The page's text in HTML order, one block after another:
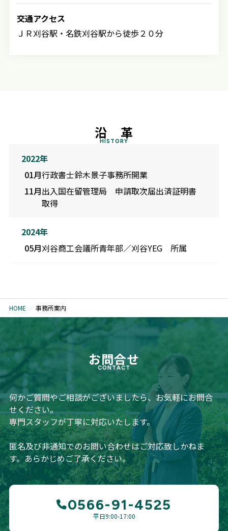
交通アクセス
ＪＲ刈谷駅・名鉄刈谷駅から徒歩２０分
沿 革
HISTORY
2022年
01月行政書士鈴木景子事務所開業
11月出入国在留管理局 申請取次届出済証明書
取得
2024年
05月刈谷商工会議所青年部／刈谷YEG 所属
HOME 事務所案内
お問合せ
CONTACT
何かご質問やご相談がございましたら、お気軽にお問合
せください。
専門スタッフが丁寧に対応いたします。
匿名及び非通知でのお問い合わせはご対応致しかねま
す。あらかじめご了承ください。
0566-91-4525
平日9:00-17:00